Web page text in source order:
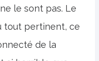
le sont pas. Le
tout pertinent, ce
de la